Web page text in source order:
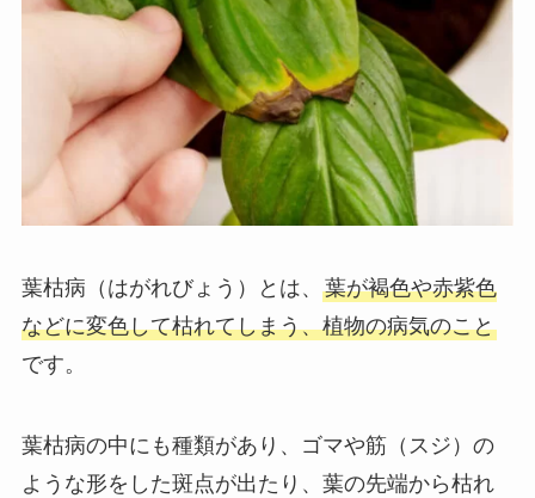
葉枯病（はがれびょう）とは、 葉が褐色や赤紫色
などに変色して枯れてしまう、植物の病気のこと
です。
葉枯病の中にも種類があり、ゴマや筋（スジ）の
ような形をした斑点が出たり、葉の先端から枯れ